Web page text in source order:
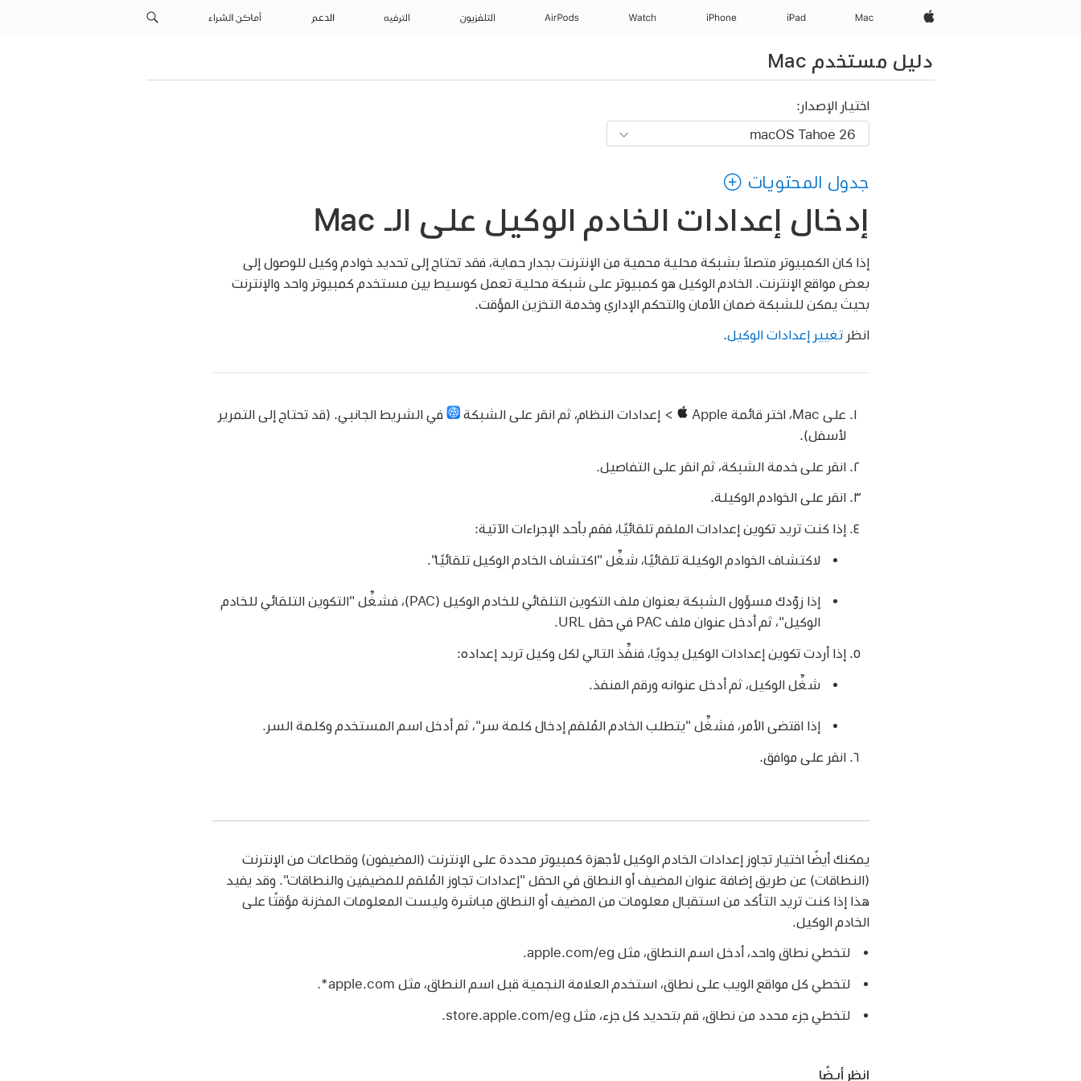
Apple‏
Mac
iPad‏
iPhone
Watch
AirPods التلفزيون الترفيه الدعم أماكن الشراء
دليل مستخدم Mac
اختيار الإصدار:
جدول المحتويات
إدخال إعدادات الخادم الوكيل على الـ Mac
إذا كان الكمبيوتر متصلاً بشبكة محلية محمية من الإنترنت بجدار حماية، فقد تحتاج إلى تحديد خوادم وكيل للوصول إلى
بعض مواقع الإنترنت. الخادم الوكيل هو كمبيوتر على شبكة محلية تعمل كوسيط بين مستخدم كمبيوتر واحد والإنترنت
بحيث يمكن للشبكة ضمان الأمان والتحكم الإداري وخدمة التخزين المؤقت.
انظرتغيير إعدادات الوكيل
على Mac، اختر قائمة Apple ‏ > إعدادات النظام، ثم انقر على الشبكة
في الشريط الجانبي. (قد تحتاج إلى التمرير
لأسفل).
انقر على خدمة الشبكة، ثم انقر على التفاصيل.
انقر على الخوادم الوكيلة.
إذا كنت تريد تكوين إعدادات الملقم تلقائيًا، فقم بأحد الإجراءات الآتية:
لاكتشاف الخوادم الوكيلة تلقائيًا، شغِّل "اكتشاف الخادم الوكيل تلقائيًا".
إذا زوّدك مسؤول الشبكة بعنوان ملف التكوين التلقائي للخادم الوكيل (PAC)، فشغِّل "التكوين التلقائي للخادم
الوكيل"، ثم أدخل عنوان ملف PAC في حقل URL.
إذا أردت تكوين إعدادات الوكيل يدويًا، فنفِّذ التالي لكل وكيل تريد إعداده:
شغِّل الوكيل، ثم أدخل عنوانه ورقم المنفذ.
إذا اقتضى الأمر، فشغِّل "يتطلب الخادم المُلقم إدخال كلمة سر"، ثم أدخل اسم المستخدم وكلمة السر.
انقر على موافق.
يمكنك أيضًا اختيار تجاوز إعدادات الخادم الوكيل لأجهزة كمبيوتر محددة على الإنترنت (المضيفون) وقطاعات من الإنترنت
(النطاقات) عن طريق إضافة عنوان المضيف أو النطاق في الحقل "إعدادات تجاوز المُلقم للمضيفين والنطاقات". وقد يفيد
هذا إذا كنت تريد التأكد من استقبال معلومات من المضيف أو النطاق مباشرة وليست المعلومات المخزنة مؤقتًا على
الخادم الوكيل.
لتخطي نطاق واحد، أدخل اسم النطاق، مثل apple.com/eg.
لتخطي كل مواقع الويب على نطاق، استخدم العلامة النجمية قبل اسم النطاق، مثل ‎*apple.com.
لتخطي جزء محدد من نطاق، قم بتحديد كل جزء، مثل store.apple.com/eg.
انظر أيضًا